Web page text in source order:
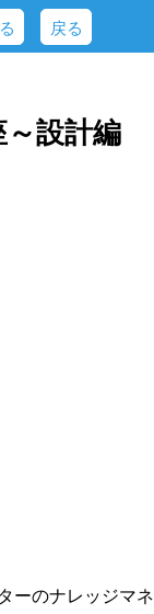
戻る
設計編
ーのナレッジマ